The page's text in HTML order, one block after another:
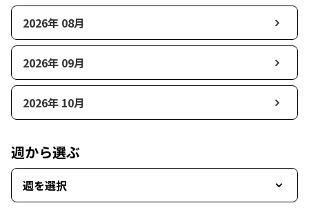
2026年 08月
2026年 09月
2026年 10月
週から選ぶ
週を選択